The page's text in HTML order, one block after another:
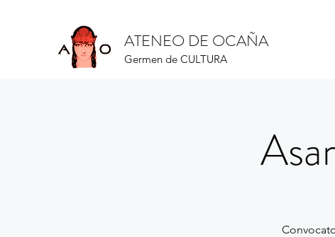
ATENEO DE OCAÑA
Germen de CULTURA